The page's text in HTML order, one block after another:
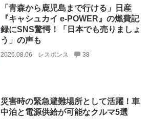
「青森から鹿児島まで行ける」日産
『キャシュカイ e-POWER』の燃費記
録にSNS驚愕！「日本でも売りましょ
う」の声も
2026.08.06 レスポンス 38
災害時の緊急避難場所として活躍！車
中泊と電源供給が可能なクルマ5選